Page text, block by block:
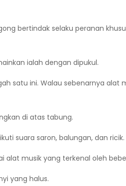
bertindak selaku peranan
ialah dengan dipukul.
satu ini. Walau sebenarnya
di atas tabung.
suara saron, balungan, dan ricik.
alat musik yang terkenal oleh
yang halus.